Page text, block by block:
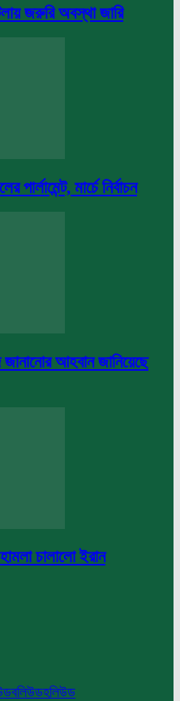
জরুরি অবস্থা জারি
মার্চে নির্বাচন
আহবান জানিয়েছে
চালালো ইরান
বলিউডহলিউড